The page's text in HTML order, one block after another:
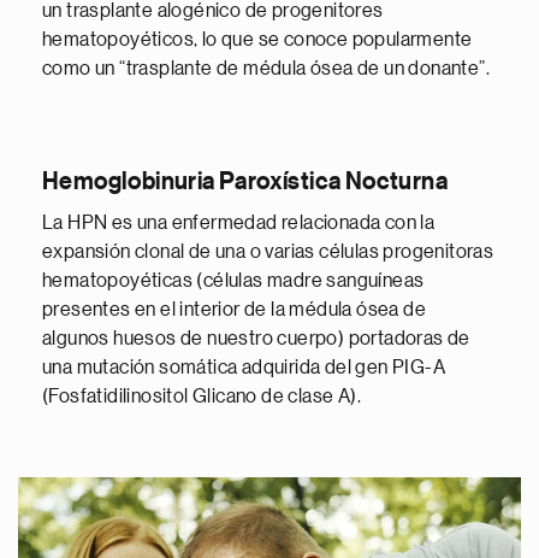
un trasplante alogénico de progenitores
hematopoyéticos, lo que se conoce popularmente
como un “trasplante de médula ósea de un donante”.
Hemoglobinuria Paroxística Nocturna
La HPN es una enfermedad relacionada con la
expansión clonal de una o varias células progenitoras
hematopoyéticas (células madre sanguíneas
presentes en el interior de la médula ósea de
algunos huesos de nuestro cuerpo) portadoras de
una mutación somática adquirida del gen PIG-A
(Fosfatidilinositol Glicano de clase A).